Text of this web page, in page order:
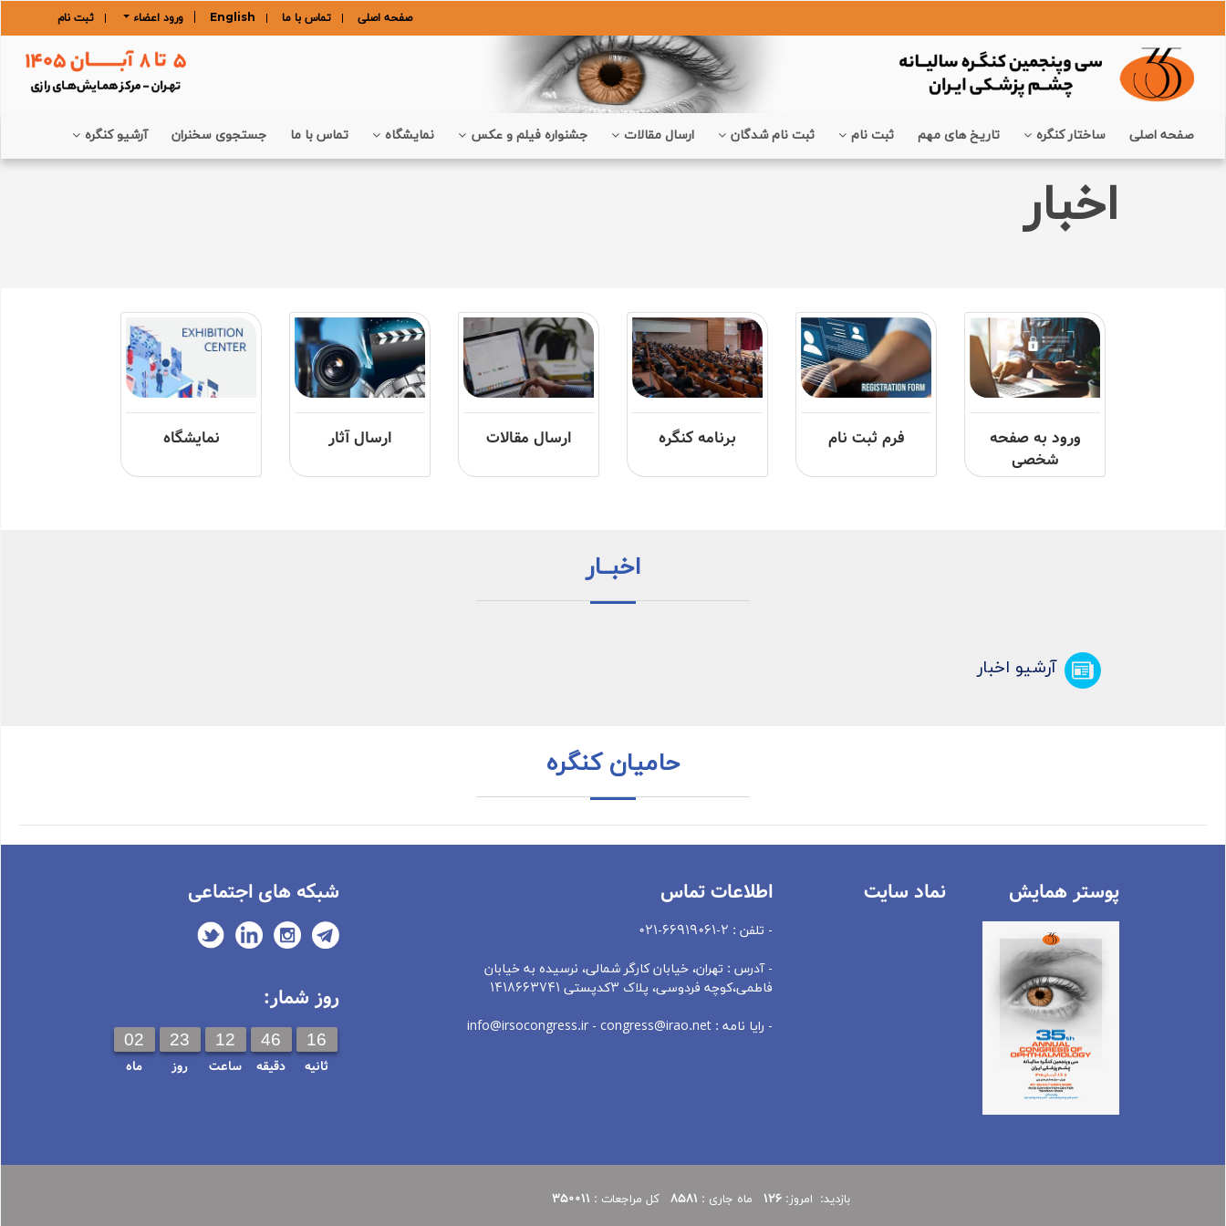
صفحه اصلی تماس با ما English ورود اعضاء ثبت نام
صفحه اصلی ساختار کنگره تاریخ های مهم ثبت نام ثبت نام شدگان ارسال مقالات جشنواره فیلم و عکس نمایشگاه تماس با ما جستجوی سخنران آرشیو کنگره
اخبار
ورود به صفحه
شخصی
فرم ثبت نام برنامه کنگره ارسال مقالات ارسال آثار نمایشگاه
اخبــار
آرشیو اخبار
حامیان کنگره
پوستر همایش نماد سايت اطلاعات تماس
- تلفن : 2-66919061-021
- آدرس : تهران، خيابان کارگر شمالی، نرسيده به خيابان
فاطمی،کوچه فردوسی، پلاک 3کدپستی 1418663741
- رایا نامه : info@irsocongress.ir - congress@irao.net
شبکه های اجتماعی
روز شمار:
02
ماه
23
روز
12
ساعت
46
دقیقه
16
ثانیه
بازدید: امروز: 126 ماه جاری : 8581 کل مراجعات : 350011